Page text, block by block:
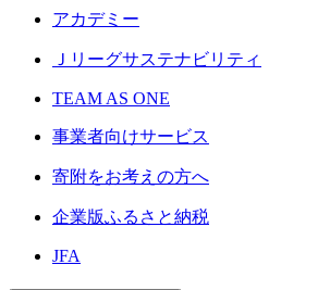
アカデミー
Ｊリーグサステナビリティ
TEAM AS ONE
事業者向けサービス
寄附をお考えの方へ
企業版ふるさと納税
JFA